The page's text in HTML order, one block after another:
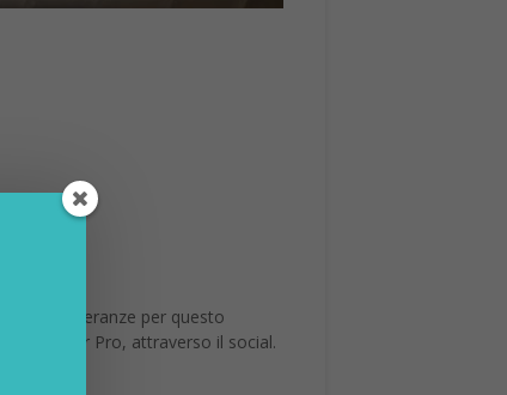
le sue speranze per questo
di Flickr Pro, attraverso il social.